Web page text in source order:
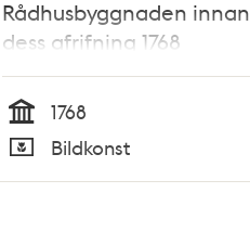
Rådhusbyggnaden innan
dess afrifning 1768
Tid
1768
Typ
Bildkonst